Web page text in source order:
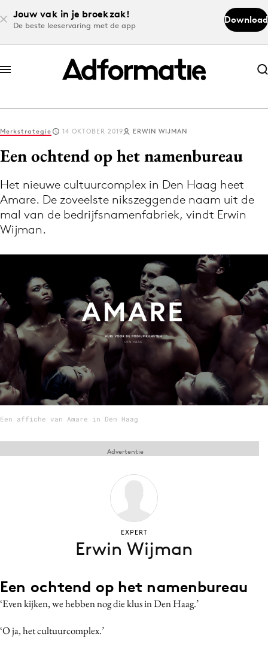
Jouw vak in je broekzak!
De beste leeservaring met de app
Download
Abonneer nu
Abonneer nu
Log in
Download de app
Volg het laatste nieuws via de Adformatie
Nieuws app
Menu
Home
9 sept: GenAI-training
12 nov: MarketingLive!
Adverteren
Carriere
Contentmarketing
Customer Experience
Merkstrategie 14 OKTOBER 2019 ERWIN WIJMAN
Een ochtend op het namenbureau
Het nieuwe cultuurcomplex in Den Haag heet
Amare. De zoveelste nikszeggende naam uit de
mal van de bedrijfsnamenfabriek, vindt Erwin
Wijman.
Een affiche van Amare in Den Haag
Een ochtend op het namenbureau
‘Even kijken, we hebben nog die klus in Den Haag.’
‘O ja, het cultuurcomplex.’
Advertentie
EXPERT
Erwin Wijman